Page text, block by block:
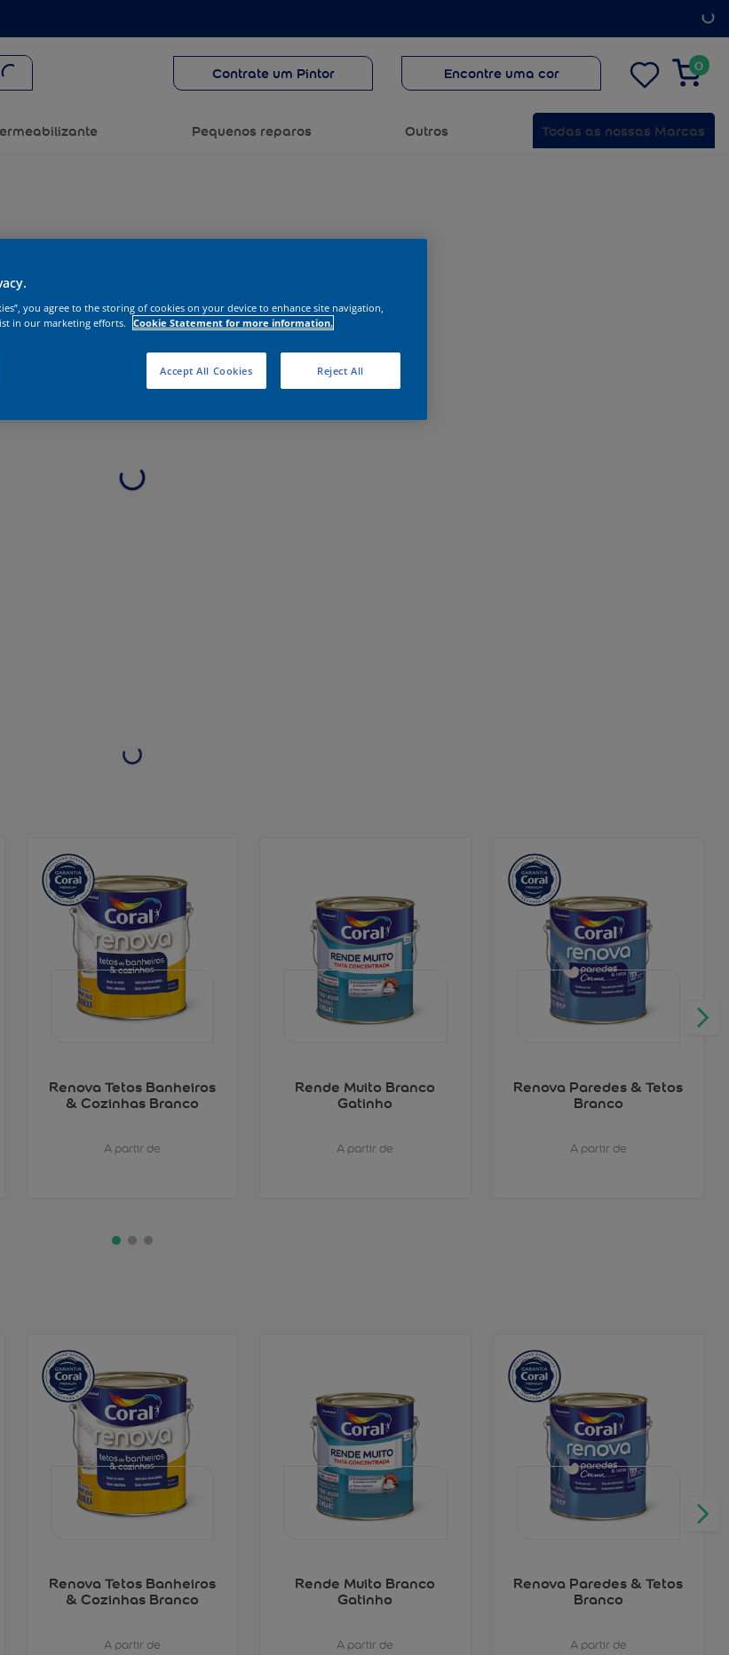
Contrate um Pintor Encontre uma cor 0
Pequenos reparos Outros Todas as nossas Marcas
Renova Tetos Banheiros
& Cozinhas Branco
A partir de
Rende Muito Branco
Gatinho
A partir de
Renova Paredes & Tetos
Branco
A partir de
Renova Tetos Banheiros
& Cozinhas Branco
A partir de
Rende Muito Branco
Gatinho
A partir de
Renova Paredes & Tetos
Branco
A partir de
you agree to the storing of cookies on your device to enhance site navigation,
in our marketing efforts.
Cookie Statement for more information.
Reject All
Accept All Cookies